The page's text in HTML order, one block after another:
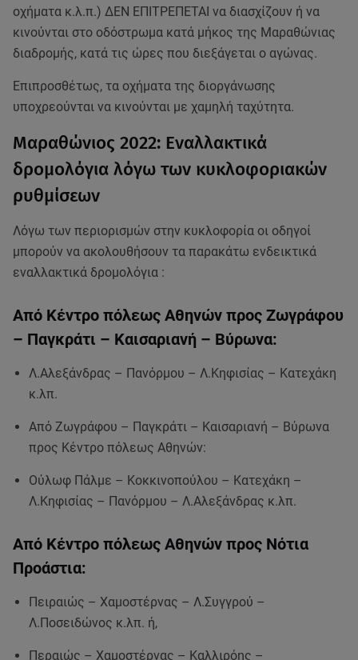
οχήματα κ.λ.π.) ΔΕΝ ΕΠΙΤΡΕΠΕΤΑΙ να διασχίζουν ή να
κινούνται στο οδόστρωμα κατά μήκος της Μαραθώνιας
διαδρομής, κατά τις ώρες που διεξάγεται ο αγώνας.
Επιπροσθέτως, τα οχήματα της διοργάνωσης
υποχρεούνται να κινούνται με χαμηλή ταχύτητα.
Μαραθώνιος 2022: Εναλλακτικά
δρομολόγια λόγω των κυκλοφοριακών
ρυθμίσεων
Λόγω των περιορισμών στην κυκλοφορία οι οδηγοί
μπορούν να ακολουθήσουν τα παρακάτω ενδεικτικά
εναλλακτικά δρομολόγια :
Από Κέντρο πόλεως Αθηνών προς Ζωγράφου
– Παγκράτι – Καισαριανή – Βύρωνα:
Λ.Αλεξάνδρας – Πανόρμου – Λ.Κηφισίας – Κατεχάκη
κ.λπ.
Από Ζωγράφου – Παγκράτι – Καισαριανή – Βύρωνα
προς Κέντρο πόλεως Αθηνών:
Ούλωφ Πάλμε – Κοκκινοπούλου – Κατεχάκη –
Λ.Κηφισίας – Πανόρμου – Λ.Αλεξάνδρας κ.λπ.
Από Κέντρο πόλεως Αθηνών προς Νότια
Προάστια:
Πειραιώς – Χαμοστέρνας – Λ.Συγγρού –
Λ.Ποσειδώνος κ.λπ. ή,
Περαιώς – Χαμοστέρνας – Καλλιρόης –